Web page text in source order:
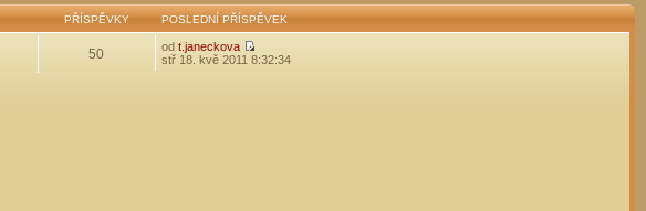
PŘÍSPĚVKY POSLEDNÍ PŘÍSPĚVEK
50 od t.janeckova
stř 18. kvě 2011 8:32:34